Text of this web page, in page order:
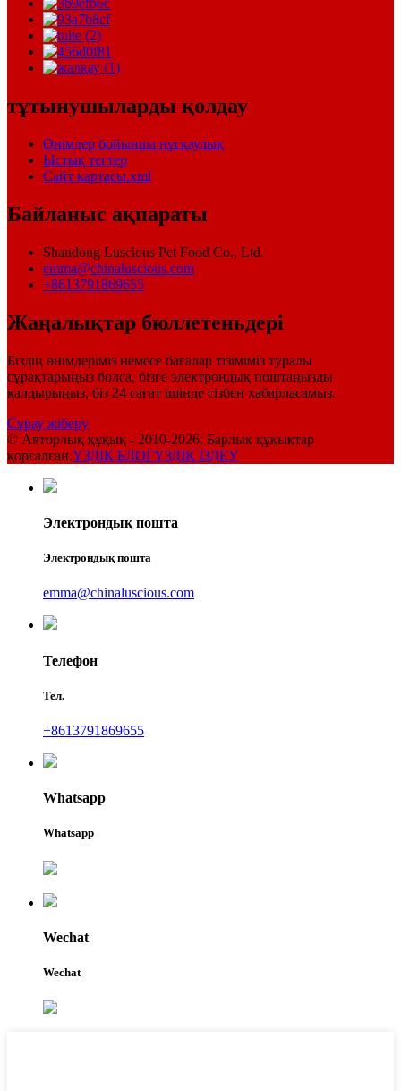
тұтынушыларды қолдау
Өнімдер бойынша нұсқаулық
Ыстық тегтер
Сайт картасы.xml
Байланыс ақпараты
Shandong Luscious Pet Food Co., Ltd.
emma@chinaluscious.com
+8613791869655
Жаңалықтар бюллетеньдері
Біздің өнімдеріміз немесе бағалар тізіміміз туралы
сұрақтарыңыз болса, бізге электрондық поштаңызды
қалдырыңыз, біз 24 сағат ішінде сізбен хабарласамыз.
Сұрау жіберу
© Авторлық құқық - 2010-2026: Барлық құқықтар
қорғалған.ҮЗДІК БЛОГҮЗДІК ІЗДЕУ
Электрондық пошта
Электрондық пошта
emma@chinaluscious.com
Телефон
Тел.
+8613791869655
Whatsapp
Whatsapp
Wechat
Wechat